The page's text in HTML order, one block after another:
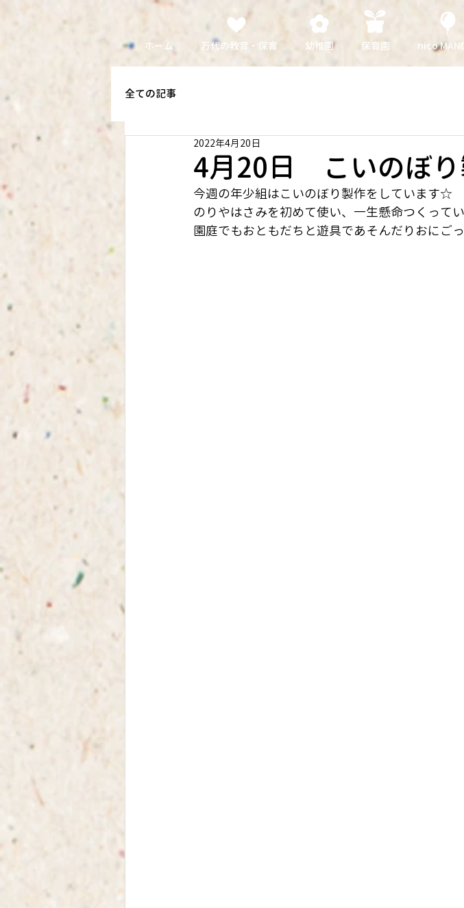
ホーム 万代の教育・保育 幼稚園 保育園 nico
全ての記事
4月20日 こいのぼり
2022年4月20日
今週の年少組はこいのぼり製作をしています☆
のりやはさみを初めて使い、一生懸命つくって
園庭でもおともだちと遊具であそんだりおにご